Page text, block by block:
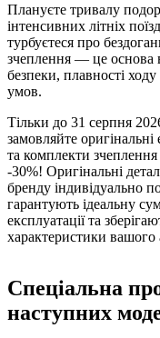
Плануєте тривалу
інтенсивних літніх
турбуєтеся про
зчеплення — це основа
безпеки, плавності
умов.
Тільки до 31 серпня
замовляйте оригінальні
та комплекти
-30%! Оригінальні
бренду індивідуально
гарантують ідеальну
експлуатації та
характеристики вашого
Спеціальна
наступних